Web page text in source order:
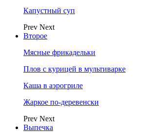
Капустный суп
Prev Next
Второе
Мясные фрикадельки
Плов с курицей в мультиварке
Каша в аэрогриле
Жаркое по-деревенски
Prev Next
Выпечка